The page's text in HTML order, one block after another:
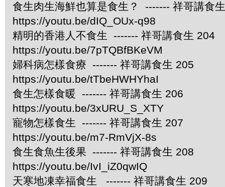
食生肉生海鮮也算是食生？ ------- 祥哥講食
https://youtu.be/dIQ_OUx-q98
精明的香港人不食生 ------- 祥哥講食生 204
https://youtu.be/7pTQBfBKeVM
婦科病怎樣食療 ------- 祥哥講食生 205
https://youtu.be/tTbeHWHYhaI
食生怎樣食暖 ------- 祥哥講食生 206
https://youtu.be/3xURU_S_XTY
寵物怎樣食生 ------- 祥哥講食生 207
https://youtu.be/m7-RmVjX-8s
食生食魚生後果 ------- 祥哥講食生 208
https://youtu.be/IvI_iZ0qwIQ
天寒地凍幸福食生 ------- 祥哥講食生 209